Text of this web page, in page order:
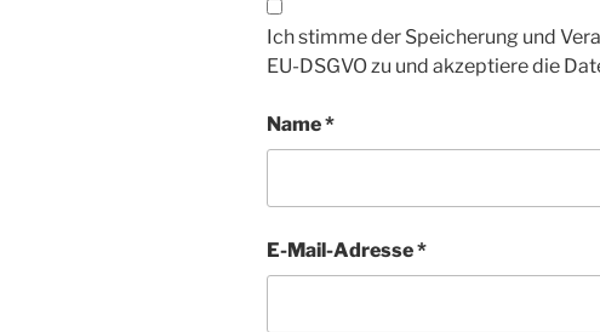
Ich stimme der Speicherung und
EU-DSGVO zu und akzeptiere die
Name*
E-Mail-Adresse*